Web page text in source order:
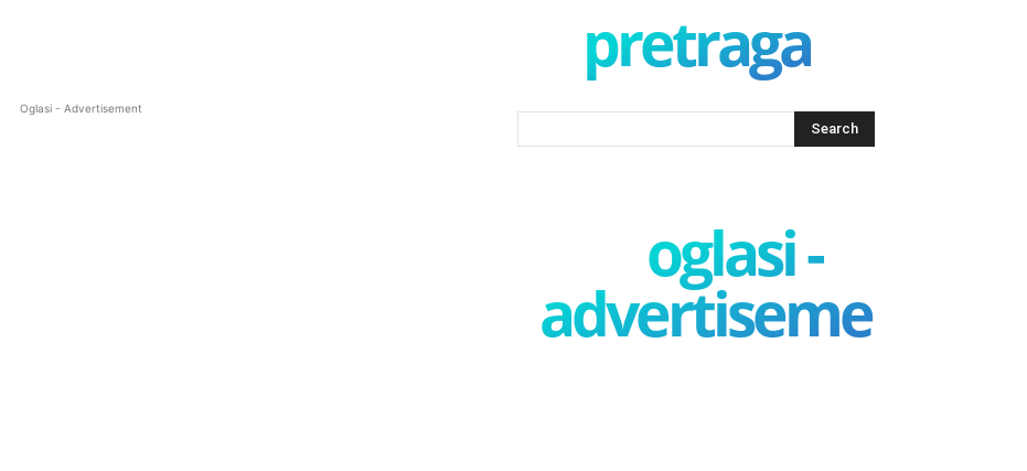
Oglasi - Advertisement
pretraga
oglasi -
advertisement